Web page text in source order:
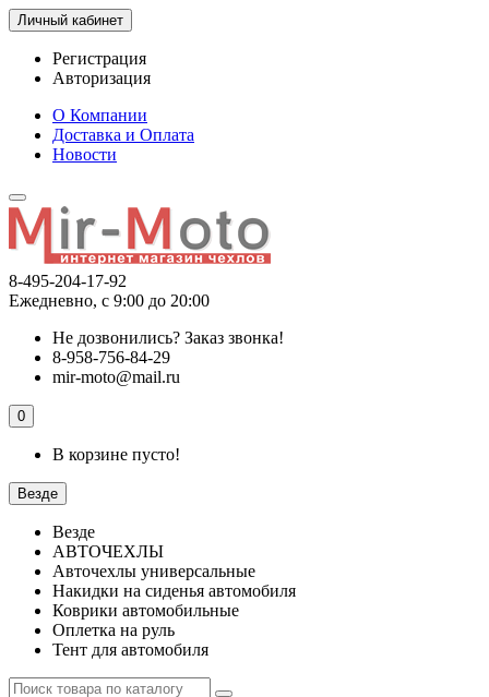
Личный кабинет
Регистрация
Авторизация
О Компании
Доставка и Оплата
Новости
8-495-204-17-92
Ежедневно, с 9:00 до 20:00
Не дозвонились? Заказ звонка!
8-958-756-84-29
mir-moto@mail.ru
0
В корзине пусто!
Везде
Везде
АВТОЧЕХЛЫ
Авточехлы универсальные
Накидки на сиденья автомобиля
Коврики автомобильные
Оплетка на руль
Тент для автомобиля